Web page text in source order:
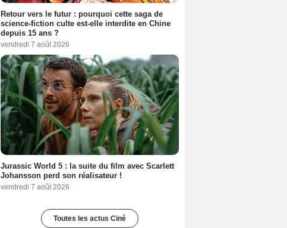
Retour vers le futur : pourquoi cette saga de
science-fiction culte est-elle interdite en Chine
depuis 15 ans ?
vendredi 7 août 2026
Jurassic World 5 : la suite du film avec Scarlett
Johansson perd son réalisateur !
vendredi 7 août 2026
Toutes les actus Ciné